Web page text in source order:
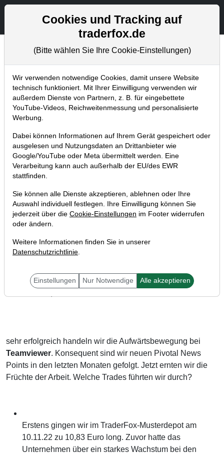
Aktien- und Artikelsuche
Tradingerfolge
Home Blog Tradingerfolge
Ein Hebel-Trade auf Teamviewer
brachte +20 % in dieser Woche.
Unsere Musterdepotposition rückt 38
% in den Buchgewinn!
09.02.2023 um 17:49 Uhr
sehr erfolgreich handeln wir die Aufwärtsbewegung bei
Teamviewer. Konsequent sind wir neuen Pivotal News
Points in den letzten Monaten gefolgt. Jetzt ernten wir die
Früchte der Arbeit. Welche Trades führten wir durch?
Erstens gingen wir im TraderFox-Musterdepot am
10.11.22 zu 10,83 Euro long. Zuvor hatte das
Unternehmen über ein starkes Wachstum bei den
Cookies und Tracking auf
traderfox.de
(Bitte wählen Sie Ihre Cookie-Einstellungen)
Wir verwenden notwendige Cookies, damit unsere Website
technisch funktioniert. Mit Ihrer Einwilligung verwenden wir
außerdem Dienste von Partnern, z. B. für eingebettete
YouTube-Videos, Reichweitenmessung und personalisierte
Werbung.
Dabei können Informationen auf Ihrem Gerät gespeichert oder
ausgelesen und Nutzungsdaten an Drittanbieter wie
Google/YouTube oder Meta übermittelt werden. Eine
Verarbeitung kann auch außerhalb der EU/des EWR
stattfinden.
Sie können alle Dienste akzeptieren, ablehnen oder Ihre
Auswahl individuell festlegen. Ihre Einwilligung können Sie
jederzeit über die Cookie-Einstellungen im Footer widerrufen
oder ändern.
Weitere Informationen finden Sie in unserer
Datenschutzrichtlinie.
Einstellungen Nur Notwendige Alle akzeptieren